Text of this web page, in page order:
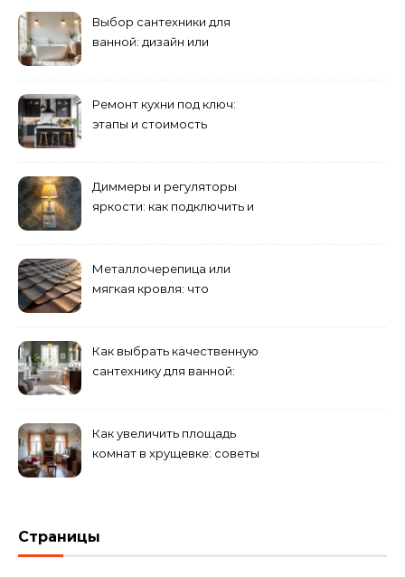
Выбор сантехники для
ванной: дизайн или
Ремонт кухни под ключ:
этапы и стоимость
Диммеры и регуляторы
яркости: как подключить и
Металлочерепица или
мягкая кровля: что
Как выбрать качественную
сантехнику для ванной:
Как увеличить площадь
комнат в хрущевке: советы
Страницы